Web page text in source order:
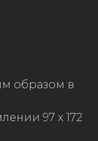
образом в
97 х 172